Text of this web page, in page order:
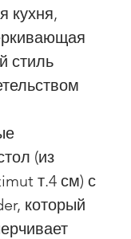
кухня,
стиль
(из
т.4 см) с
который